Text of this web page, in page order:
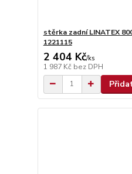
stěrka zadní LINATEX
1221115
2 404 Kč/ks
1 987 Kč bez DPH